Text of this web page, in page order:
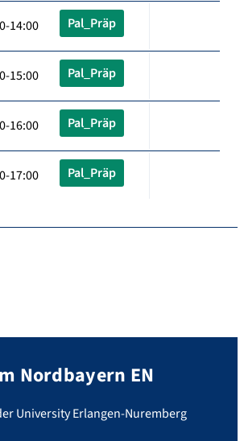
14:00 Pal_Präp
15:00 Pal_Präp
16:00 Pal_Präp
17:00 Pal_Präp
Nordbayern EN
University Erlangen-Nuremberg